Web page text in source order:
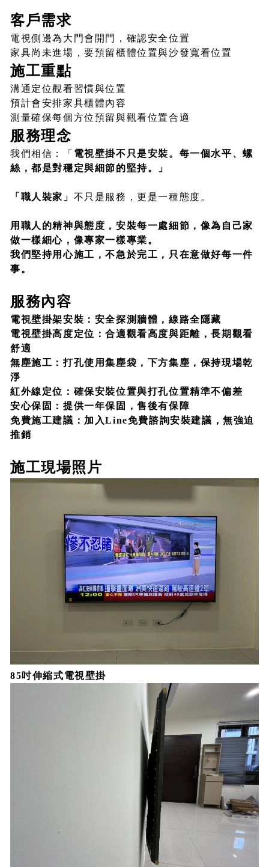
客戶需求
電視側邊為大門會開門，確認安全位置
家具尚未進場，要預留櫃體位置與沙發寬看位置
施工重點
溝通定位觀看習慣與位置
預計會安排家具櫃體內容
測量確保每個方位預留與觀看位置合適
服務理念
我們相信：「 電視壁掛不只是安裝。每一個水平、螺
絲，都是對穩定與細節的堅持。」
「職人裝家」 不只是服務，更是一種態度。
用職人的精神與態度，安裝每一處細節，像為自己家
做一樣細心，像專家一樣專業。
我們堅持用心施工 ，不急於完工，只在意做好每一件
事。
服務內容
電視壁掛架安裝： 安全探測牆體，線路全隱藏
電視壁掛高度定位：合適觀看高度與距離，長期觀看
舒適
無塵施工：打孔使用集塵袋，下方集塵，保持現場乾
淨
紅外線定位：確保安裝位置與打孔位置精準不偏差
安心保固： 提供一年保固，售後有保障
免費施工建議： 加入Line免費諮詢安裝建議，無強迫
推銷
施工現場照片
85吋伸縮式電視壁掛